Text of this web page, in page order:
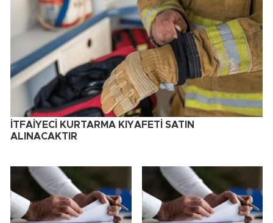
İTFAİYECİ KURTARMA KIYAFETİ SATIN
ALINACAKTIR